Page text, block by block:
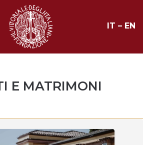
visita
IT – EN
E MATRIMONI